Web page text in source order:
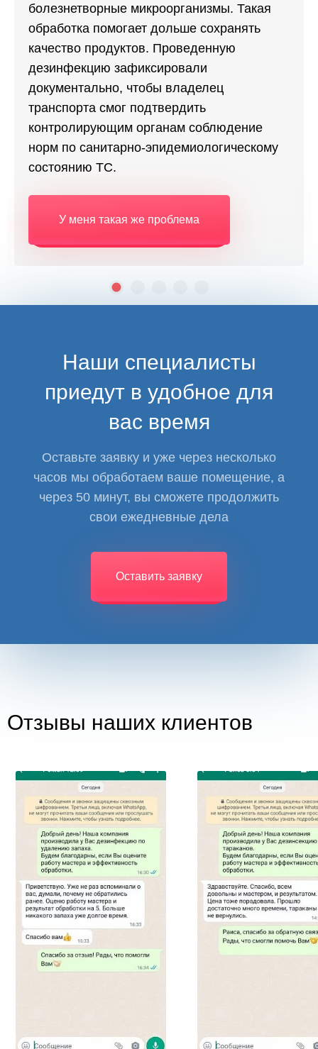
болезнетворные микроорганизмы. Такая
обработка помогает дольше сохранять
качество продуктов. Проведенную
дезинфекцию зафиксировали
документально, чтобы владелец
транспорта смог подтвердить
контролирующим органам соблюдение
норм по санитарно-эпидемиологическому
состоянию ТС.
У меня такая же проблема
Наши специалисты
приедут в удобное для
вас время
Оставьте заявку и уже через несколько
часов мы обработаем ваше помещение, а
через 50 минут, вы сможете продолжить
свои ежедневные дела
Оставить заявку
Отзывы наших клиентов